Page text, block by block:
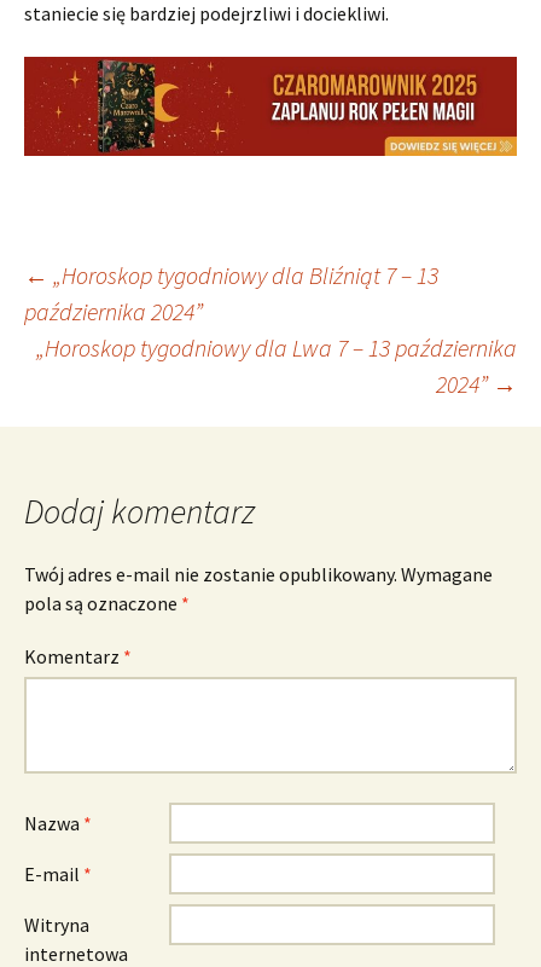
staniecie się bardziej podejrzliwi i dociekliwi.
Nawigacja
wpisu
← „Horoskop tygodniowy dla Bliźniąt 7 – 13
października 2024”
„Horoskop tygodniowy dla Lwa 7 – 13 października
2024” →
Dodaj komentarz
Twój adres e-mail nie zostanie opublikowany. Wymagane
pola są oznaczone *
Komentarz *
Nazwa *
E-mail *
Witryna
internetowa